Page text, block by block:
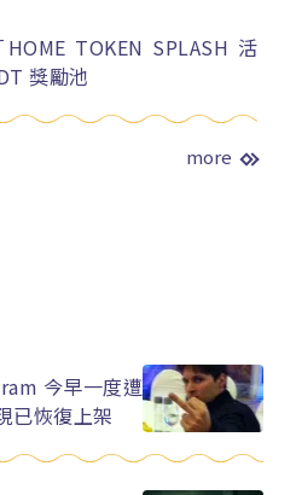
TOKEN SPLASH 活
獎勵池
more
今早一度遭
已恢復上架